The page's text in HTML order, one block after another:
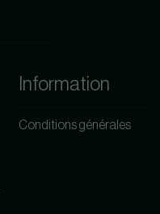
Information
Conditions générales